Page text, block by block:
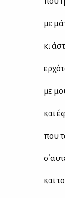
με
κι
με
και
που
και